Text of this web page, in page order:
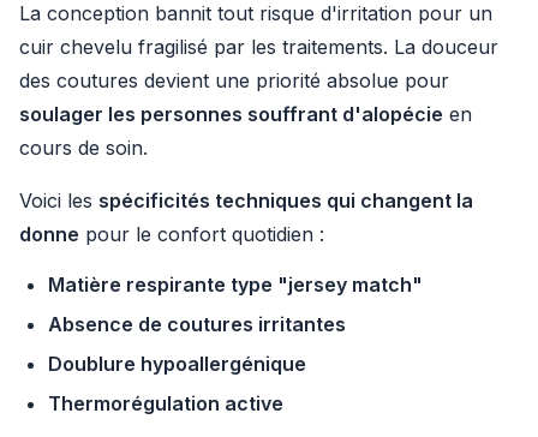
La conception bannit tout risque d'irritation pour un
cuir chevelu fragilisé par les traitements. La douceur
des coutures devient une priorité absolue pour
soulager les personnes souffrant d'alopécie en
cours de soin.
Voici les spécificités techniques qui changent la
donne pour le confort quotidien :
Matière respirante type "jersey match"
Absence de coutures irritantes
Doublure hypoallergénique
Thermorégulation active